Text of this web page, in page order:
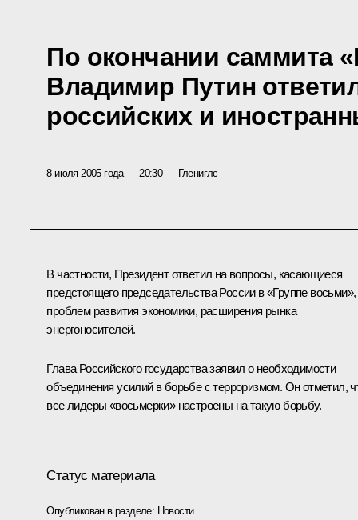
По окончании саммита
Владимир Путин
российских и
8 июля 2005 года 20:30 Глениглс
В частности, Президент ответил на вопросы, касающиеся
предстоящего председательства России в «Группе восьми»,
проблем развития экономики, расширения рынка
энергоносителей.
Глава Российского государства заявил о необходимости
объединения усилий в борьбе с терроризмом. Он отметил,
все лидеры «восьмерки» настроены на такую борьбу.
Статус материала
Опубликован в разделе: Новости